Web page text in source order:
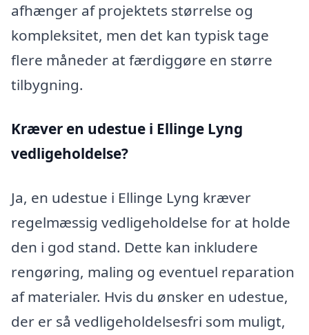
afhænger af projektets størrelse og
kompleksitet, men det kan typisk tage
flere måneder at færdiggøre en større
tilbygning.
Kræver en udestue i Ellinge Lyng
vedligeholdelse?
Ja, en udestue i Ellinge Lyng kræver
regelmæssig vedligeholdelse for at holde
den i god stand. Dette kan inkludere
rengøring, maling og eventuel reparation
af materialer. Hvis du ønsker en udestue,
der er så vedligeholdelsesfri som muligt,